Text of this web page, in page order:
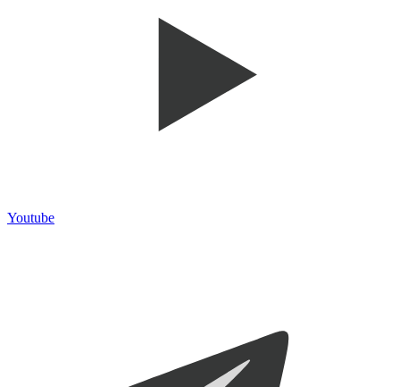
Youtube